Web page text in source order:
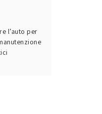
l’auto per